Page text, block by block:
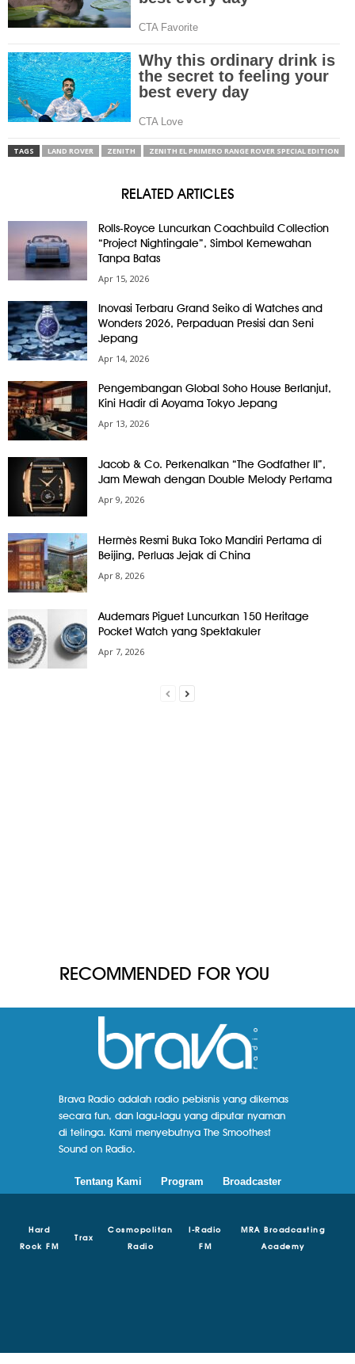
TAGS LAND ROVER ZENITH ZENITH EL PRIMERO RANGE ROVER SPECIAL EDITION
RELATED ARTICLES
Rolls-Royce Luncurkan Coachbuild Collection
“Project Nightingale”, Simbol Kemewahan
Tanpa Batas
Apr 15, 2026
Inovasi Terbaru Grand Seiko di Watches and
Wonders 2026, Perpaduan Presisi dan Seni
Jepang
Apr 14, 2026
Pengembangan Global Soho House Berlanjut,
Kini Hadir di Aoyama Tokyo Jepang
Apr 13, 2026
Jacob & Co. Perkenalkan “The Godfather II”,
Jam Mewah dengan Double Melody Pertama
Apr 9, 2026
Hermès Resmi Buka Toko Mandiri Pertama di
Beijing, Perluas Jejak di China
Apr 8, 2026
Audemars Piguet Luncurkan 150 Heritage
Pocket Watch yang Spektakuler
Apr 7, 2026
RECOMMENDED FOR YOU
Brava Radio adalah radio pebisnis yang dikemas
secara fun, dan lagu-lagu yang diputar nyaman
di telinga. Kami menyebutnya The Smoothest
Sound on Radio.
Tentang Kami Program Broadcaster
Hard
Rock FM
Trax
Cosmopolitan
Radio
I-Radio
FM
MRA Broadcasting
Academy